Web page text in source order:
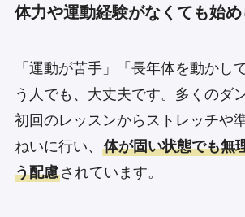
体力や運動経験がなくても始め
「運動が苦手」「長年体を動かし
う人でも、大丈夫です。多くのダ
初回のレッスンからストレッチや
ねいに行い、 体が固い状態でも無
う配慮されています。